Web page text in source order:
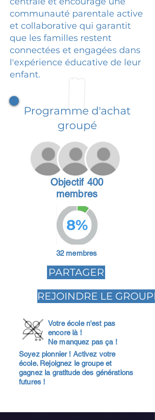
communauté parentale active
et collaborative qui garantit
que les familles restent
connectées et engagées dans
l'expérience éducative de leur
enfant.
Programme d'achat
groupé
Objectif 400
membres
8%
32 membres
PARTAGER
REJOINDRE LE GROUPE
Votre école n'est pas
encore là !
Ne manquez pas ça !
Soyez pionnier ! Activez votre
école. Rejoignez le groupe et
gagnez la gratitude des générations
futures !